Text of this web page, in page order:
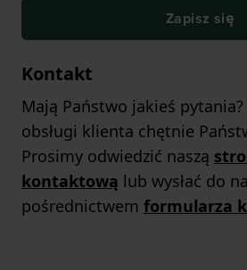
Zapisz się
Kontakt
Mają Państwo jakieś pytania?
obsługi klienta chętnie
Prosimy odwiedzić naszą
kontaktową lub wysłać do
pośrednictwem formularza